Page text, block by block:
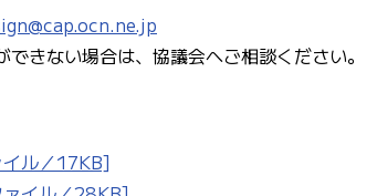
きない場合は、協議会へご相談ください。
ル／17KB]